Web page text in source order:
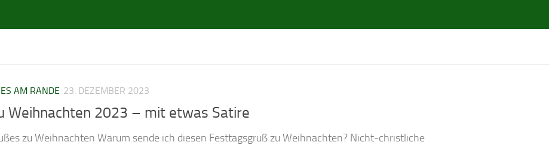
AM RANDE 23. DEZEMBER 2023
Weihnachten 2023 – mit etwas Satire
zu Weihnachten Warum sende ich diesen Festtagsgruß zu Weihnachten? Nicht-christliche